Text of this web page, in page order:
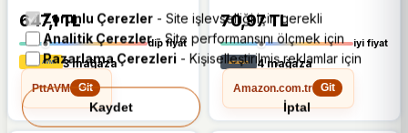
647,1 TL
dip fiyat
3 mağaza
PttAVM
Git
70,97 TL
iyi fiyat
4 mağaza
Amazon.com.tr
Git
Zorunlu Çerezler - Site işlevselliği için gerekli
Analitik Çerezler- Site performansını ölçmek için
Pazarlama Çerezleri - Kişiselleştirilmiş reklamlar için
Kaydet İptal